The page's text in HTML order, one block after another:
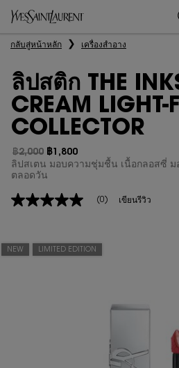
เนื้อหาหลัก
กลับสู่หน้าหลัก เครื่องสำอาง
ลิปสติก THE
CREAM LIGHT-
COLLECTOR
ราคาเก่า
฿2,000
ราคาใหม่
฿1,800
ลิปสเตน มอบความชุ่มชื้น เนื้อกลอสซี่
ตลอดวัน
ไม่มี
หน้า
(0) เขียนรีวิว
NEW LIMITED EDITION